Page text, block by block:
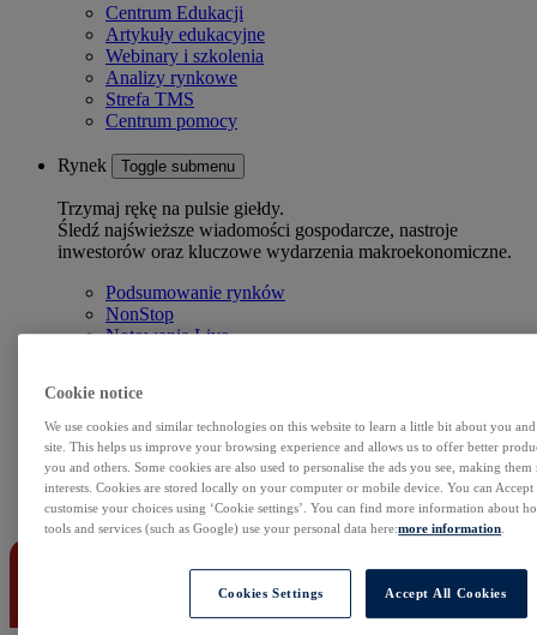
Centrum Edukacji
Artykuły edukacyjne
Webinary i szkolenia
Analizy rynkowe
Strefa TMS
Centrum pomocy
Rynek Toggle submenu
Trzymaj rękę na pulsie giełdy.
Śledź najświeższe wiadomości gospodarcze, nastroje
inwestorów oraz kluczowe wydarzenia makroekonomiczne.
Podsumowanie rynków
NonStop
Notowania Live
Kalendarz rynkowy
Zdarzenia korporacyjne
Sentyment Klientów
Rolowania
Kontakt
Cookie notice
We use cookies and similar technologies on this website to learn a little bit about you
site. This helps us improve your browsing experience and allows us to offer better
you and others. Some cookies are also used to personalise the ads you see, making
interests. Cookies are stored locally on your computer or mobile device. You can
customise your choices using ‘Cookie settings’. You can find more information about
tools and services (such as Google) use your personal data here:more information.
Cookies Settings Accept All Cookies